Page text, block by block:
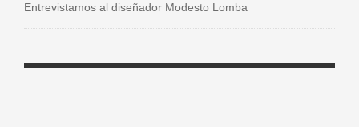
Entrevistamos al diseñador Modesto Lomba